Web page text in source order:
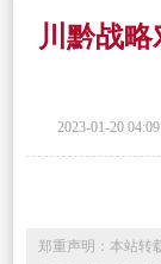
川黔战
2023-01-20 04:09
郑重声明：本站转